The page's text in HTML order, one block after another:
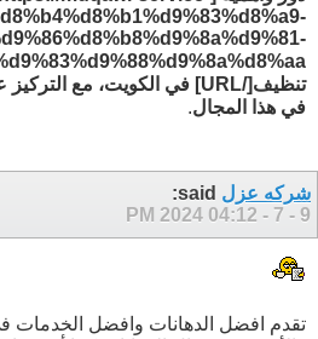
تنظيف[/URL] في الكويت، مع التركيز
في هذا المجال.
شركه عزل
9 - 7 - 2024
04:12 PM
تقدم افضل الدهانات وافضل الخدمات